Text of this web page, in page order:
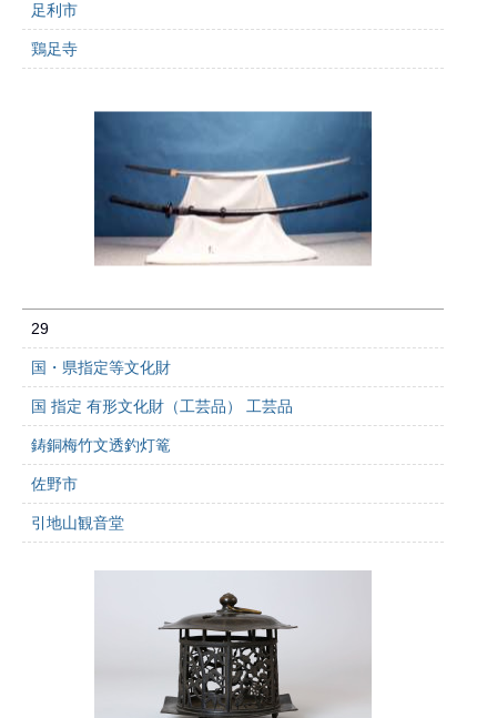
足利市
鶏足寺
29
国・県指定等文化財
国 指定 有形文化財（工芸品） 工芸品
鋳銅梅竹文透釣灯篭
佐野市
引地山観音堂